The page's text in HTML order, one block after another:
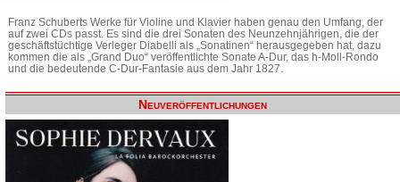
Franz Schuberts Werke für Violine und Klavier haben genau den Umfang, der
auf zwei CDs passt. Es sind die drei Sonaten des Neunzehnjährigen, die der
geschäftstüchtige Verleger Diabelli als „Sonatinen“ herausgegeben hat, dazu
kommen die als „Grand Duo“ veröffentlichte Sonate A-Dur, das h-Moll-Rondo
und die bedeutende C-Dur-Fantasie aus dem Jahr 1827.
Neuveröffentlichungen